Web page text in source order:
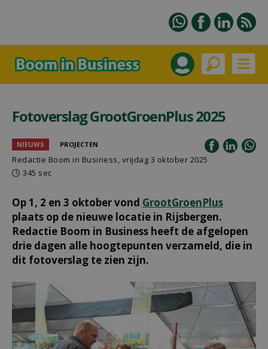
Fotoverslag GrootGroenPlus 2025
NIEUWS PROJECTEN
Redactie Boom in Business, vrijdag 3 oktober 2025
345 sec
Op 1, 2 en 3 oktober vond GrootGroenPlus
plaats op de nieuwe locatie in Rijsbergen.
Redactie Boom in Business heeft de afgelopen
drie dagen alle hoogtepunten verzameld, die in
dit fotoverslag te zien zijn.